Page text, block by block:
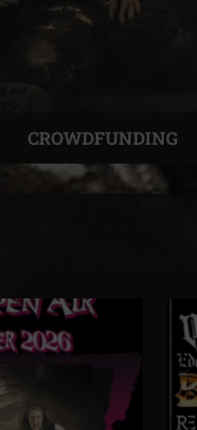
CROWDFUNDING